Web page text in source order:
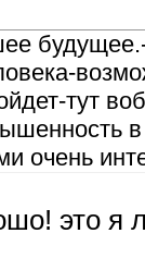
тут
очень
это